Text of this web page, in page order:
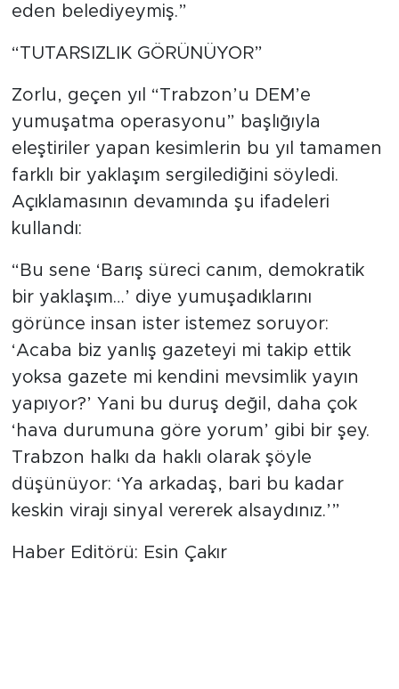
eden belediyeymiş.”
“TUTARSIZLIK GÖRÜNÜYOR”
Zorlu, geçen yıl “Trabzon’u DEM’e
yumuşatma operasyonu” başlığıyla
eleştiriler yapan kesimlerin bu yıl tamamen
farklı bir yaklaşım sergilediğini söyledi.
Açıklamasının devamında şu ifadeleri
kullandı:
“Bu sene ‘Barış süreci canım, demokratik
bir yaklaşım…’ diye yumuşadıklarını
görünce insan ister istemez soruyor:
‘Acaba biz yanlış gazeteyi mi takip ettik
yoksa gazete mi kendini mevsimlik yayın
yapıyor?’ Yani bu duruş değil, daha çok
‘hava durumuna göre yorum’ gibi bir şey.
Trabzon halkı da haklı olarak şöyle
düşünüyor: ‘Ya arkadaş, bari bu kadar
keskin virajı sinyal vererek alsaydınız.’”
Haber Editörü: Esin Çakır